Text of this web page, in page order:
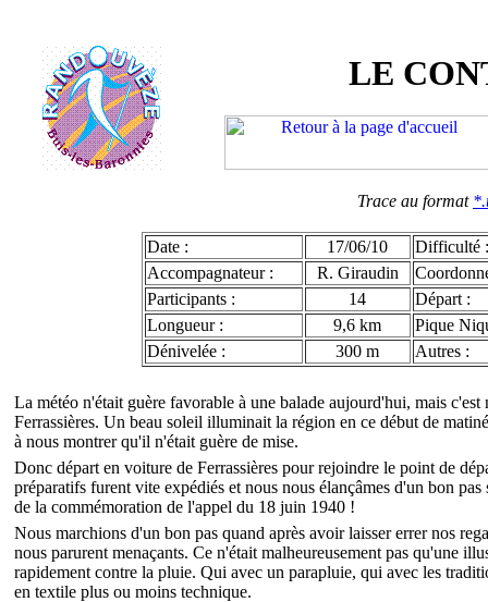
LE
Trace au format
Date : 17/06/10
Difficulté :
Accompagnateur :
R. Giraudin
Participants :
14
Départ :
Longueur :
9,6 km
Pique
Dénivelée :
300 m Autres :
La météo n'était guère favorable à une balade aujourd'hui, mais
Ferrassières. Un beau soleil illuminait la région en ce début de
à nous montrer qu'il n'était guère de mise.
Donc départ en voiture de Ferrassières pour rejoindre le point de
préparatifs furent vite expédiés et nous nous élançâmes d'un bon
de la commémoration de l'appel du 18 juin 1940 !
Nous marchions d'un bon pas quand après avoir laisser errer nos
nous parurent menaçants. Ce n'était malheureusement pas qu'une
rapidement contre la pluie. Qui avec un parapluie, qui avec les
en textile plus ou moins technique.